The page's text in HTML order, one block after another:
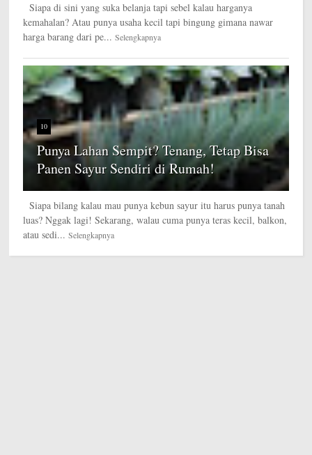
Siapa di sini yang suka belanja tapi sebel kalau harganya
kemahalan? Atau punya usaha kecil tapi bingung gimana nawar
harga barang dari pe... Selengkapnya
10
Punya Lahan Sempit? Tenang, Tetap Bisa
Panen Sayur Sendiri di Rumah!
Siapa bilang kalau mau punya kebun sayur itu harus punya tanah
luas? Nggak lagi! Sekarang, walau cuma punya teras kecil, balkon,
atau sedi... Selengkapnya